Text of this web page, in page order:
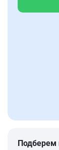
Подберем